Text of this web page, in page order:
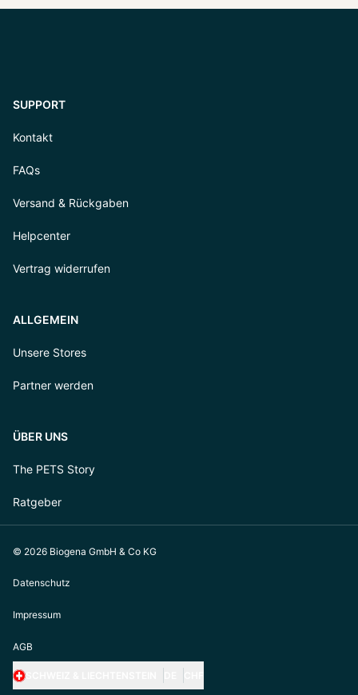
SUPPORT
Kontakt
FAQs
Versand & Rückgaben
Helpcenter
Vertrag widerrufen
ALLGEMEIN
Unsere Stores
Partner werden
ÜBER UNS
The PETS Story
Ratgeber
© 2026 Biogena GmbH & Co KG
Datenschutz
Impressum
AGB